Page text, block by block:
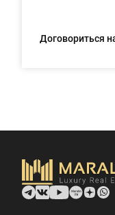
Договориться